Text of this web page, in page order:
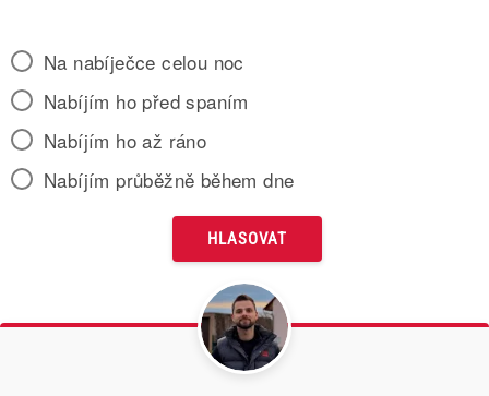
Na nabíječce celou noc
Nabíjím ho před spaním
Nabíjím ho až ráno
Nabíjím průběžně během dne